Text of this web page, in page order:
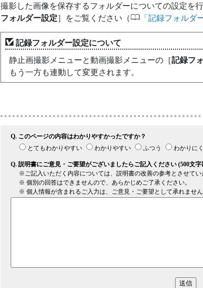
撮影した画像を保存するフォルダーについての設定を
フォルダー設定］をご覧ください（0 記録フォルダ
記録フォルダー設定について
静止画撮影メニューと動画撮影メニューの［記録フ
もう一方も連動して変更されます。